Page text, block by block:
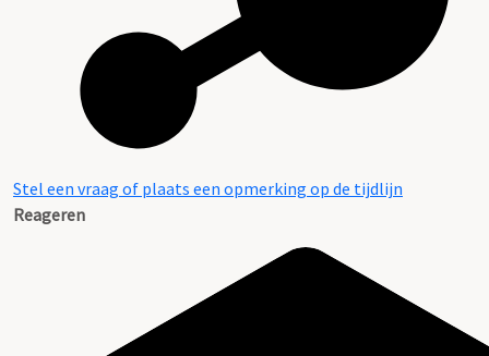
Stel een vraag of plaats een opmerking op de tijdlijn
Reageren